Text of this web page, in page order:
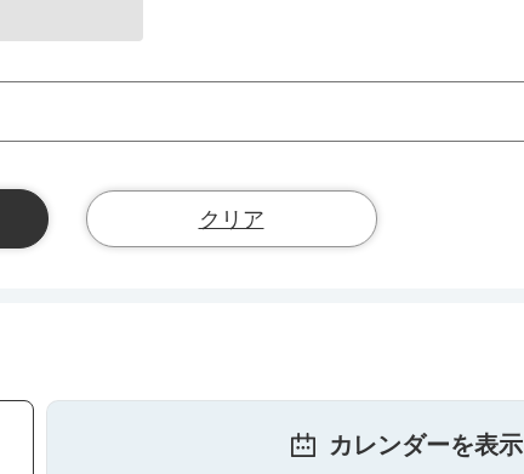
クリア
カレンダーを表示